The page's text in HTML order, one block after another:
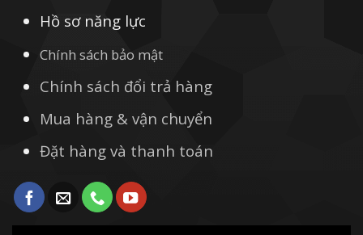
Hồ sơ năng lực
Chính sách bảo mật
Chính sách đổi trả hàng
Mua hàng & vận chuyển
Đặt hàng và thanh toán